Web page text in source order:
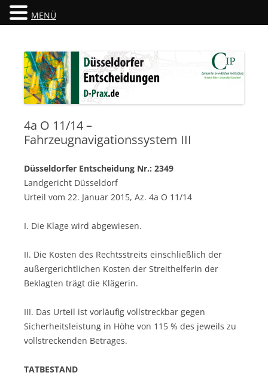
Düsseldorfer Entscheidungen
4a O 11/14 –
Fahrzeugnavigationssystem III
Düsseldorfer Entscheidung Nr.: 2349
Landgericht Düsseldorf
Urteil vom 22. Januar 2015, Az. 4a O 11/14
I. Die Klage wird abgewiesen.
II. Die Kosten des Rechtsstreits einschließlich der
außergerichtlichen Kosten der Streithelferin der
Beklagten trägt die Klägerin.
III. Das Urteil ist vorläufig vollstreckbar gegen
Sicherheitsleistung in Höhe von 115 % des jeweils zu
vollstreckenden Betrages.
TATBESTAND
MENÜ